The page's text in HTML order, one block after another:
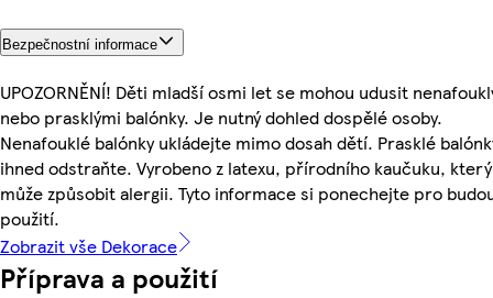
Bezpečnostní informace
UPOZORNĚNÍ! Děti mladší osmi let se mohou udusit
nebo prasklými balónky. Je nutný dohled dospělé osoby.
Nenafouklé balónky ukládejte mimo dosah dětí. Prasklé
ihned odstraňte. Vyrobeno z latexu, přírodního kaučuku, který
může způsobit alergii. Tyto informace si ponechejte pro
použití.
Zobrazit vše Dekorace
Příprava a použití